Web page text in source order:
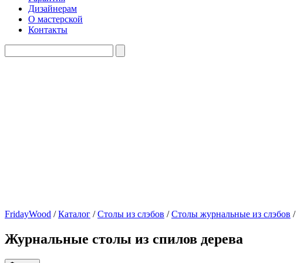
Дизайнерам
О мастерской
Контакты
FridayWood /Каталог /Столы из слэбов /Столы журнальные из слэбов /
Журнальные столы из спилов дерева